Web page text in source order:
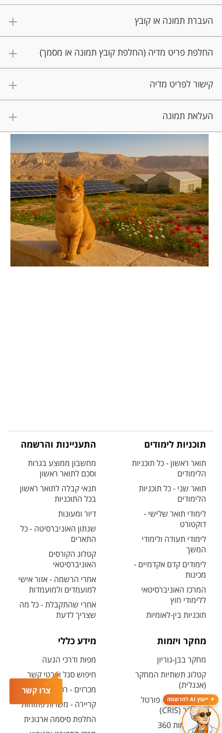
צרו קשר
ייעוץ AI להרשמה
העברת תמונה או קובץ
החלפת פריט מדיה (החלפת קובץ תמונה או מסמך)
קישור לפריט מדיה
העלאת תמונה
תוכניות לימודים
תואר ראשון - כל תוכניות
הלימודים
תואר שני - כל תוכניות
הלימודים
לימודי תואר שלישי -
דוקטורט
לימודי תעודה ולימודי
המשך
לימודים קדם אקדמיים -
מכינות
המרכז האוניברסיטאי
ללימודי חוץ
תוכניות בין-לאומיות
התעניינות והרשמה
מחשבון ממוצע בגרות
וסכם לתואר ראשון
תנאי קבלה לתואר ראשון
בכל התוכניות
דיור ומעונות
שנתון האוניברסיטה - כל
התארים
קטלוג הקורסים
האוניברסיטאי
אחרי הרשמה - אזור אישי
למועמדים ולמועמדות
אחרי שהתקבלת - כל מה
שצריך לדעת
מחקר ויזמות
מחקר בבן-גוריון
קטלוג תשתיות המחקר
(אנגלית)
חיפוש מנחה - פורטל
המחקר (CRIS)
מרכז יזמות 360
מידע כללי
מפות ודרכי הגעה
חיפוש סגל ופרטי קשר
מכרזים - רכש ובינוי
קריירה - משרות פתוחות
החלפת סיסמה ארגונית